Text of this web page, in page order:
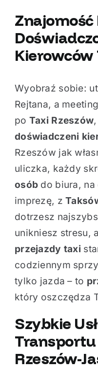
Kierowców
Wyobraź sobie:
Rejtana, a
po Taxi Rzeszów
doświadczeni
Rzeszów jak
uliczka, każdy
osób do biura,
imprezę, z
dotrzesz
unikniesz stresu, a
przejazdy taxi
codziennym
tylko jazda – to
który oszczędza
Szybkie
Transportu
Rzeszów-